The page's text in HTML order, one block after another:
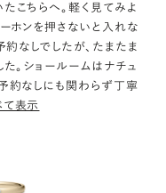
こちらへ。軽く見てみよ
ホンを押さないと入れな
約なしでしたが、たまたま
。ショールームはナチュ
約なしにも関わらず丁寧
て表示